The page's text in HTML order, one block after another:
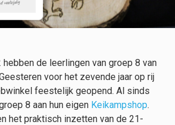
de leerlingen van groep 8 van
voor het zevende jaar op rij
feestelijk geopend. Al sinds
8 aan hun eigen Keikampshop.
het praktisch inzetten van de 21-